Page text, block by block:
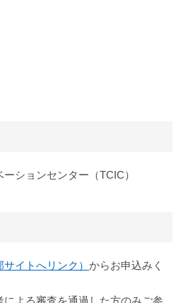
ションセンター（TCIC）
イトへリンク） からお申込みく
よる審査を通過した方のみご参